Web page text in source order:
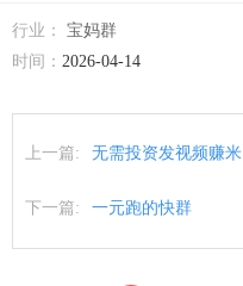
行业： 宝妈群
时间： 2026-04-14
上一篇: 无需投资发视频赚米
下一篇: 一元跑的快群